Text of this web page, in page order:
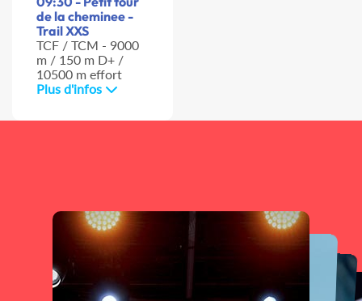
de la cheminee -
Trail XXS
TCF / TCM - 9000
m / 150 m D+ /
10500 m effort
Plus d'infos